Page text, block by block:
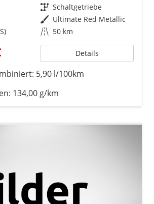
Getriebe Schaltgetriebe
Außenfarbe Ultimate Red Metallic
Kilometerstand 50 km
Details
5,90 l/100km
134,00 g/km